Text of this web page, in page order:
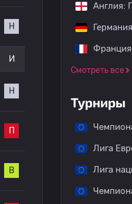
Н
И
Н
П
В
Англия:
Смотреть все
Турниры
Лига
Лига